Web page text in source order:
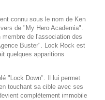
connu sous le nom de Ken
de "My Hero Academia".
membre de l'association des
Buster". Lock Rock est
quelques apparitions
"Lock Down". Il lui permet
touchant sa cible avec ses
complètement immobile